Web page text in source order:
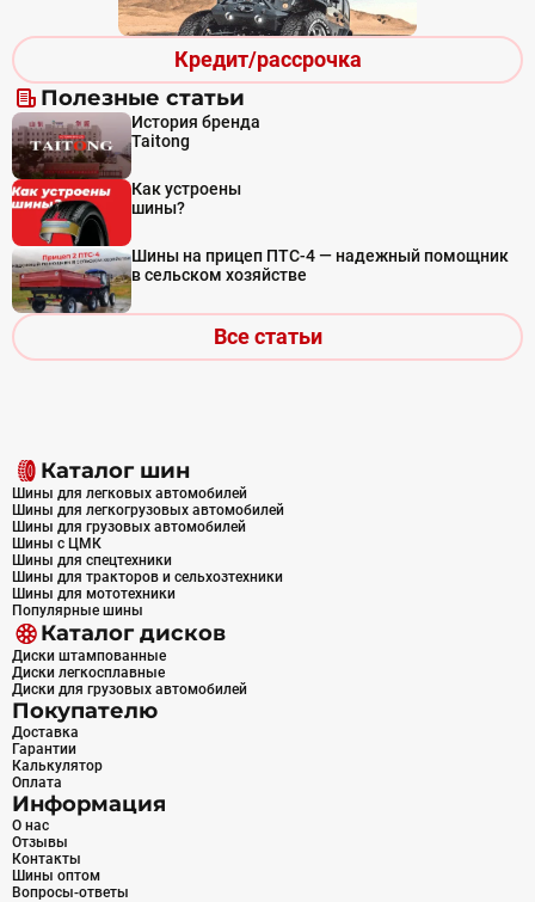
Кредит/рассрочка
Полезные статьи
История бренда
Taitong
Как устроены
шины?
Шины на прицеп ПТС-4 — надежный помощник
в сельском хозяйстве
Все статьи
Каталог шин
Шины для легковых автомобилей
Шины для легкогрузовых автомобилей
Шины для грузовых автомобилей
Шины с ЦМК
Шины для спецтехники
Шины для тракторов и сельхозтехники
Шины для мототехники
Популярные шины
Каталог дисков
Диски штампованные
Диски легкосплавные
Диски для грузовых автомобилей
Покупателю
Доставка
Гарантии
Калькулятор
Оплата
Информация
О нас
Отзывы
Контакты
Шины оптом
Вопросы-ответы